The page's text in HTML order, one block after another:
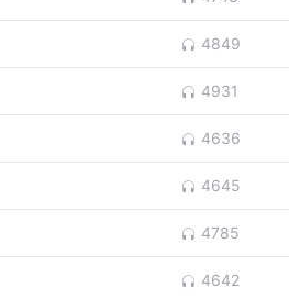
4849
4931
4636
4645
4785
4642